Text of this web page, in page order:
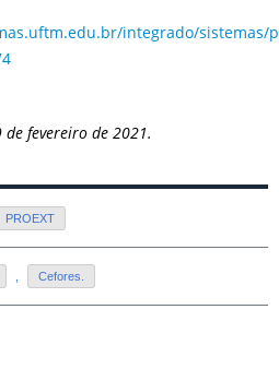
integrado/sistemas/
fevereiro de 2021.
PROEXT
Cefores.